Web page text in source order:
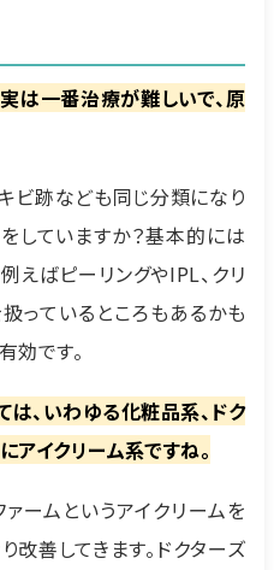
は一番治療が難しいで、原
ビ跡なども同じ分類になり
していますか？基本的には
えばピーリングやIPL、クリ
っているところもあるかも
効です。
は、いわゆる化粧品系、ドク
アイクリーム系ですね。
ームというアイクリームを
改善してきます。ドクターズ